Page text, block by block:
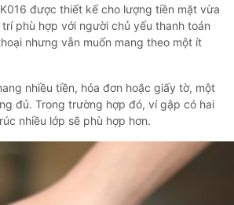
được thiết kế cho lượng tiền mặt vừa
phù hợp với người chủ yếu thanh toán
nhưng vẫn muốn mang theo một ít
nhiều tiền, hóa đơn hoặc giấy tờ, một
đủ. Trong trường hợp đó, ví gập có hai
nhiều lớp sẽ phù hợp hơn.